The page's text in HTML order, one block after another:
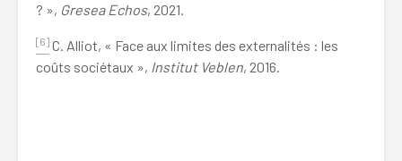
? », Gresea Echos, 2021.
[6] C. Alliot, « Face aux limites des externalités : les
coûts sociétaux », Institut Veblen, 2016.